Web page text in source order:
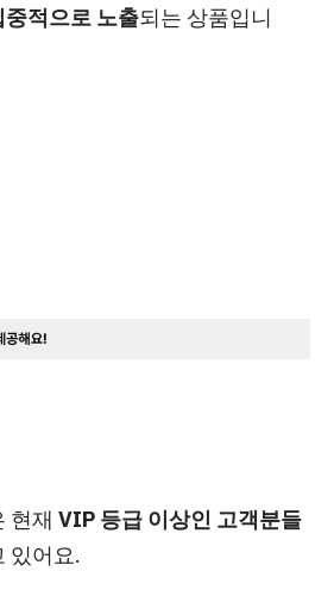
중적으로 노출되는 상품입니
현재 VIP 등급 이상인 고객분들
있어요.